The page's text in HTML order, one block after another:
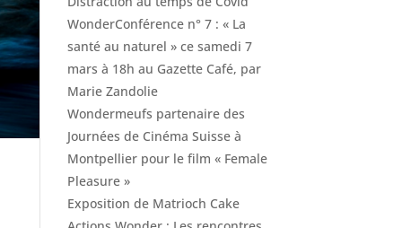
WonderConférence n° 7 : « La
santé au naturel » ce samedi 7
mars à 18h au Gazette Café, par
Marie Zandolie
Wondermeufs partenaire des
Journées de Cinéma Suisse à
Montpellier pour le film « Female
Pleasure »
Exposition de Matrioch Cake